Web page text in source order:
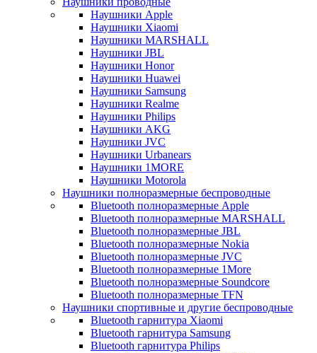
Наушники Apple
Наушники Xiaomi
Наушники MARSHALL
Наушники JBL
Наушники Honor
Наушники Huawei
Наушники Samsung
Наушники Realme
Наушники Philips
Наушники AKG
Наушники JVC
Наушники Urbanears
Наушники 1MORE
Наушники Motorola
Наушники полноразмерные беспроводные
Bluetooth полноразмерные Apple
Bluetooth полноразмерные MARSHALL
Bluetooth полноразмерные JBL
Bluetooth полноразмерные Nokia
Bluetooth полноразмерные JVC
Bluetooth полноразмерные 1More
Bluetooth полноразмерные Soundcore
Bluetooth полноразмерные TFN
Наушники спортивные и другие беспроводные
Bluetooth гарнитура Xiaomi
Bluetooth гарнитура Samsung
Bluetooth гарнитура Philips